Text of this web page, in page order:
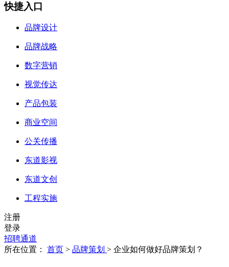
快捷入口
品牌设计
品牌战略
数字营销
视觉传达
产品包装
商业空间
公关传播
东道影视
东道文创
工程实施
注册
登录
招聘通道
所在位置： 首页 > 品牌策划 > 企业如何做好品牌策划？